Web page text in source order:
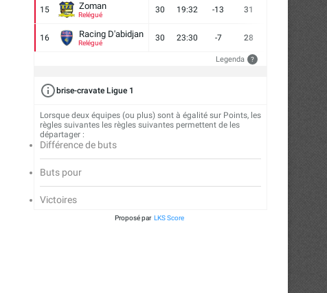
15 Zoman
Relégué
30 19:32 -13 31
16 Racing D'abidjan
Relégué
30 23:30 -7 28
Legenda ?
brise-cravate Ligue 1
Lorsque deux équipes (ou plus) sont à égalité sur Points, les
règles suivantes les règles suivantes permettent de les
départager :
Différence de buts
Buts pour
Victoires
Proposé par LKS Score